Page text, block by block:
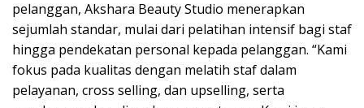
pelanggan, Akshara Beauty Studio menerapkan
sejumlah standar, mulai dari pelatihan intensif bagi staf
hingga pendekatan personal kepada pelanggan. “Kami
fokus pada kualitas dengan melatih staf dalam
pelayanan, cross selling, dan upselling, serta